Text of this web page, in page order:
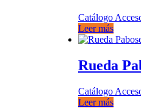
Catálogo
Leer más
Rueda
Catálogo
Leer más